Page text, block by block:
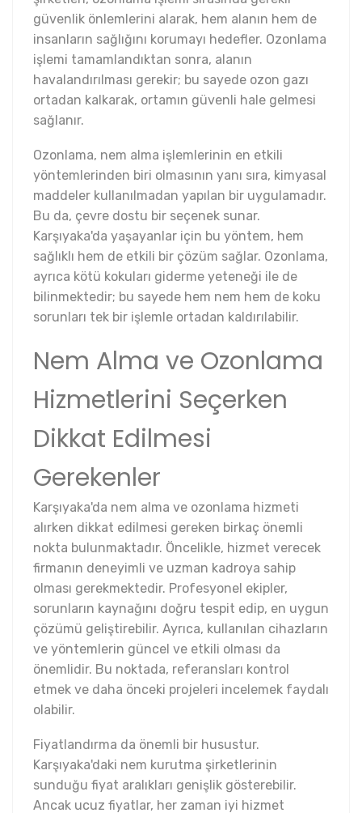
güvenlik önlemlerini alarak, hem alanın hem de
insanların sağlığını korumayı hedefler. Ozonlama
işlemi tamamlandıktan sonra, alanın
havalandırılması gerekir; bu sayede ozon gazı
ortadan kalkarak, ortamın güvenli hale gelmesi
sağlanır.
Ozonlama, nem alma işlemlerinin en etkili
yöntemlerinden biri olmasının yanı sıra, kimyasal
maddeler kullanılmadan yapılan bir uygulamadır.
Bu da, çevre dostu bir seçenek sunar.
Karşıyaka'da yaşayanlar için bu yöntem, hem
sağlıklı hem de etkili bir çözüm sağlar. Ozonlama,
ayrıca kötü kokuları giderme yeteneği ile de
bilinmektedir; bu sayede hem nem hem de koku
sorunları tek bir işlemle ortadan kaldırılabilir.
Nem Alma ve Ozonlama
Hizmetlerini Seçerken
Dikkat Edilmesi
Gerekenler
Karşıyaka'da nem alma ve ozonlama hizmeti
alırken dikkat edilmesi gereken birkaç önemli
nokta bulunmaktadır. Öncelikle, hizmet verecek
firmanın deneyimli ve uzman kadroya sahip
olması gerekmektedir. Profesyonel ekipler,
sorunların kaynağını doğru tespit edip, en uygun
çözümü geliştirebilir. Ayrıca, kullanılan cihazların
ve yöntemlerin güncel ve etkili olması da
önemlidir. Bu noktada, referansları kontrol
etmek ve daha önceki projeleri incelemek faydalı
olabilir.
Fiyatlandırma da önemli bir husustur.
Karşıyaka'daki nem kurutma şirketlerinin
sunduğu fiyat aralıkları genişlik gösterebilir.
Ancak ucuz fiyatlar, her zaman iyi hizmet